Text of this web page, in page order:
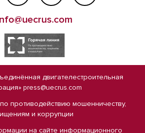
двигателестроительная
press@uecrus.com
по противодействию мошенничеству,
и коррупции
на сайте информационного